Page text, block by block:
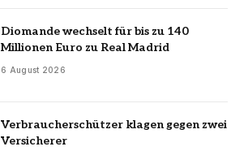
Diomande wechselt für bis zu 140
Millionen Euro zu Real Madrid
6 August 2026
Verbraucherschützer klagen gegen zwei
Versicherer